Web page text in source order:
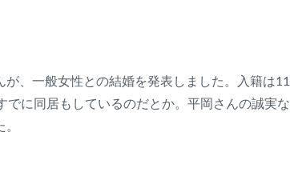
、一般女性との結婚を発表しました。入籍は11
に同居もしているのだとか。平岡さんの誠実な